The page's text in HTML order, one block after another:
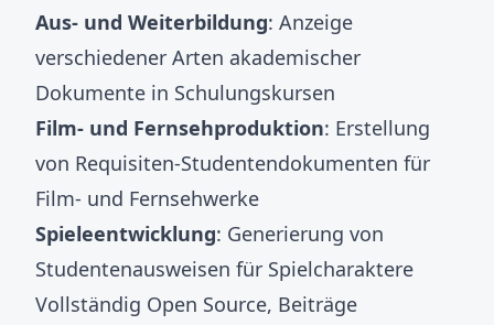
Aus- und Weiterbildung: Anzeige
verschiedener Arten akademischer
Dokumente in Schulungskursen
Film- und Fernsehproduktion: Erstellung
von Requisiten-Studentendokumenten für
Film- und Fernsehwerke
Spieleentwicklung: Generierung von
Studentenausweisen für Spielcharaktere
Vollständig Open Source, Beiträge